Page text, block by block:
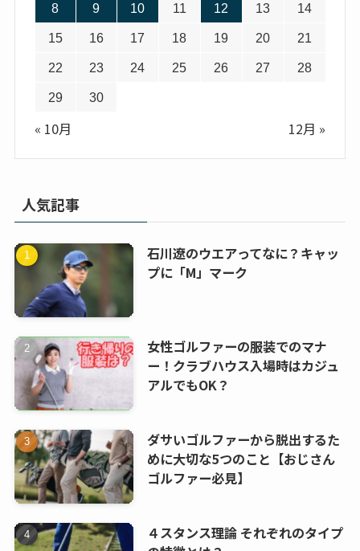
8 9 10 11 12 13 14
15 16 17 18 19 20 21
22 23 24 25 26 27 28
29 30
« 10月 12月 »
人気記事
石川遼のウエアってなに？キャッ
プに「M」マーク
女性ゴルファーの服装でのマナ
ー！クラブハウス入場時はカジュ
アルでもOK？
ダサいゴルファーから脱出するた
めに大切な5つのこと【おじさん
ゴルファー必見】
４スタンス理論 それぞれのタイプ